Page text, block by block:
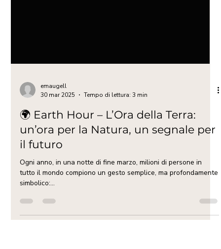
emaugell
30 mar 2025
Tempo di lettura: 3 min
🌍 Earth Hour – L’Ora della Terra:
un’ora per la Natura, un segnale per
il futuro
tutto il mondo compiono un gesto semplice, ma profondamente